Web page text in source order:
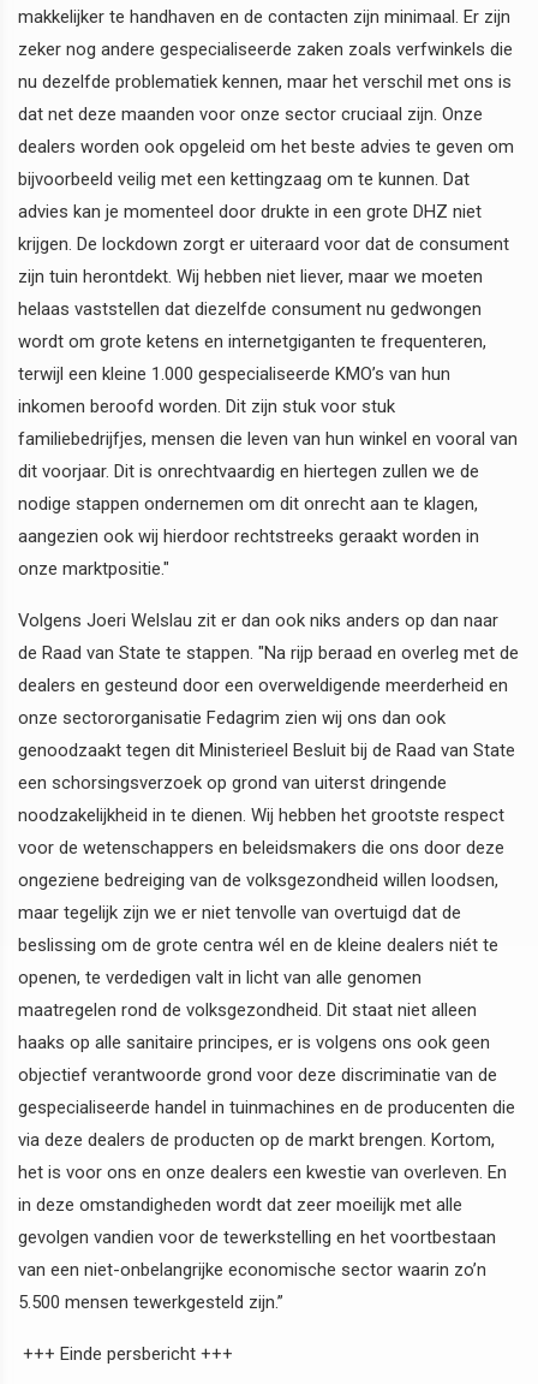
makkelijker te handhaven en de contacten zijn minimaal. Er zijn
zeker nog andere gespecialiseerde zaken zoals verfwinkels die
nu dezelfde problematiek kennen, maar het verschil met ons is
dat net deze maanden voor onze sector cruciaal zijn. Onze
dealers worden ook opgeleid om het beste advies te geven om
bijvoorbeeld veilig met een kettingzaag om te kunnen. Dat
advies kan je momenteel door drukte in een grote DHZ niet
krijgen. De lockdown zorgt er uiteraard voor dat de consument
zijn tuin herontdekt. Wij hebben niet liever, maar we moeten
helaas vaststellen dat diezelfde consument nu gedwongen
wordt om grote ketens en internetgiganten te frequenteren,
terwijl een kleine 1.000 gespecialiseerde KMO’s van hun
inkomen beroofd worden. Dit zijn stuk voor stuk
familiebedrijfjes, mensen die leven van hun winkel en vooral van
dit voorjaar. Dit is onrechtvaardig en hiertegen zullen we de
nodige stappen ondernemen om dit onrecht aan te klagen,
aangezien ook wij hierdoor rechtstreeks geraakt worden in
onze marktpositie."
Volgens Joeri Welslau zit er dan ook niks anders op dan naar
de Raad van State te stappen. "Na rijp beraad en overleg met de
dealers en gesteund door een overweldigende meerderheid en
onze sectororganisatie Fedagrim zien wij ons dan ook
genoodzaakt tegen dit Ministerieel Besluit bij de Raad van State
een schorsingsverzoek op grond van uiterst dringende
noodzakelijkheid in te dienen. Wij hebben het grootste respect
voor de wetenschappers en beleidsmakers die ons door deze
ongeziene bedreiging van de volksgezondheid willen loodsen,
maar tegelijk zijn we er niet tenvolle van overtuigd dat de
beslissing om de grote centra wél en de kleine dealers niét te
openen, te verdedigen valt in licht van alle genomen
maatregelen rond de volksgezondheid. Dit staat niet alleen
haaks op alle sanitaire principes, er is volgens ons ook geen
objectief verantwoorde grond voor deze discriminatie van de
gespecialiseerde handel in tuinmachines en de producenten die
via deze dealers de producten op de markt brengen. Kortom,
het is voor ons en onze dealers een kwestie van overleven. En
in deze omstandigheden wordt dat zeer moeilijk met alle
gevolgen vandien voor de tewerkstelling en het voortbestaan
van een niet-onbelangrijke economische sector waarin zo’n
5.500 mensen tewerkgesteld zijn.”
+++ Einde persbericht +++